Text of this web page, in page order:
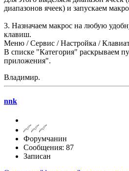
диапазонов ячеек) и запускаем
3. Назначаем макрос на любую
клавиш.
Меню / Сервис / Настройка /
В списке "Категория" раскрываем
приложения".
Владимир.
nnk
Форумчанин
Сообщения: 87
Записан